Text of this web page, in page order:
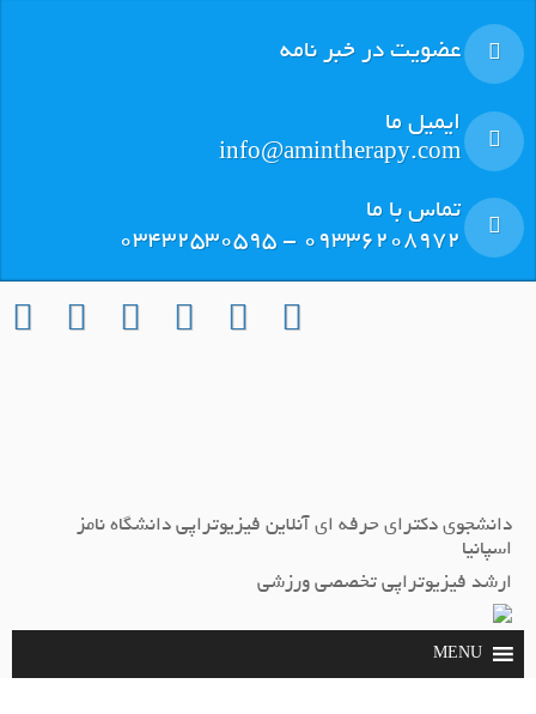
عضویت در خبر نامه
ایمیل ما
info@amintherapy.com
تماس با ما
٠٩٣٣٦٢٠٨٩٧٢ - ٠٣٤٣٢٥٣٠٥٩٥
دانشجوی دکترای حرفه ای آنلاین فیزیوتراپی دانشگاه نامز
اسپانیا
ارشد فيزيوتراپي تخصصي ورزشي